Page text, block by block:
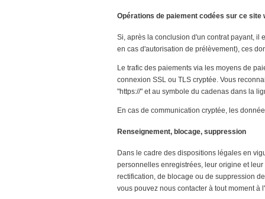
Opérations de paiement codées sur ce site
Si, après la conclusion d'un contrat payant, il
en cas d'autorisation de prélèvement), ces
Le trafic des paiements via les moyens de
connexion SSL ou TLS cryptée. Vous
"https://" et au symbole du cadenas dans la
En cas de communication cryptée, les
Renseignement, blocage, suppression
Dans le cadre des dispositions légales en
personnelles enregistrées, leur origine et
rectification, de blocage ou de suppression
vous pouvez nous contacter à tout moment